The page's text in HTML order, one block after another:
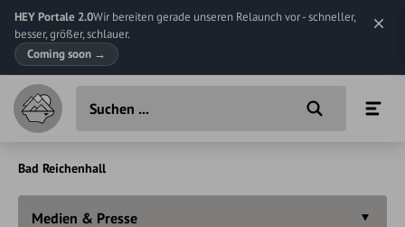
HEY Portale 2.0Wir bereiten gerade unseren Relaunch vor - schneller,
besser, größer, schlauer.
Coming soon →
Bad Reichenhall
Medien & Presse